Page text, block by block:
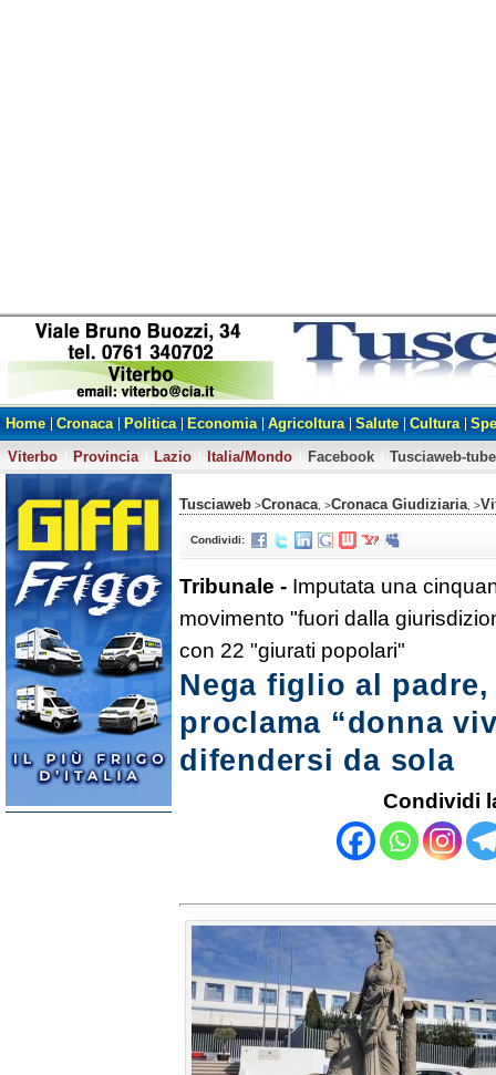
Home Cronaca Politica Economia Agricoltura Salute Cultura
Viterbo
Provincia Lazio Italia/Mondo Facebook Tusciaweb-tube
Tusciaweb >Cronaca , >Cronaca Giudiziaria , >
Condividi:
Tribunale - Imputata una
movimento "fuori dalla
con 22 "giurati popolari"
Nega figlio al
proclama “donna
difendersi da sola
Condividi